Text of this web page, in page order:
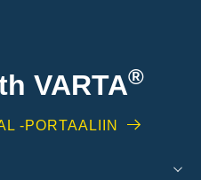
VARTA®
-PORTAALIIN